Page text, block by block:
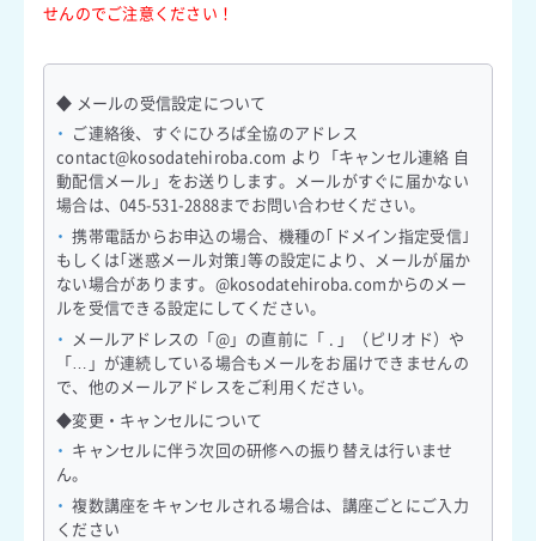
せんのでご注意ください！
◆ メールの受信設定について
ご連絡後、すぐにひろば全協のアドレス
contact@kosodatehiroba.com より「キャンセル連絡 自
動配信メール」をお送りします。メールがすぐに届かない
場合は、045-531-2888までお問い合わせください。
携帯電話からお申込の場合、機種の｢ドメイン指定受信｣
もしくは｢迷惑メール対策｣等の設定により、メールが届か
ない場合があります。@kosodatehiroba.comからのメー
ルを受信できる設定にしてください。
メールアドレスの「@」の直前に「 . 」（ピリオド）や
「…」が連続している場合もメールをお届けできませんの
で、他のメールアドレスをご利用ください。
◆変更・キャンセルについて
キャンセルに伴う次回の研修への振り替えは行いませ
ん。
複数講座をキャンセルされる場合は、講座ごとにご入力
ください